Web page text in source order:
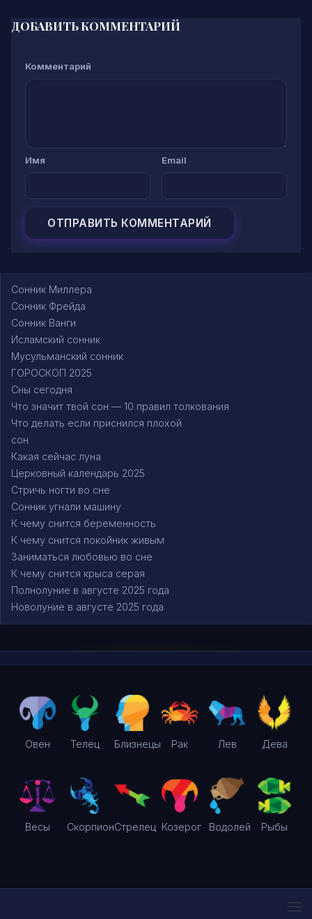
ДОБАВИТЬ КОММЕНТАРИЙ
Комментарий
Имя Email
Сонник Миллера
Сонник Фрейда
Сонник Ванги
Исламский сонник
Мусульманский сонник
ГОРОСКОП 2025
Сны сегодня
Что значит твой сон — 10 правил толкования
Что делать если приснился плохой
сон
Какая сейчас луна
Церковный календарь 2025
Стричь ногти во сне
Сонник угнали машину
К чему снится беременность
К чему снится покойник живым
Заниматься любовью во сне
К чему снится крыса серая
Полнолуние в августе 2025 года
Новолуние в августе 2025 года
Овен Телец Близнецы Рак Лев Дева
Весы СкорпионСтрелец Козерог Водолей Рыбы